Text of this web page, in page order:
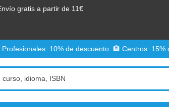
gratis a partir de 11€
10% de descuento. 🏨 Centros: